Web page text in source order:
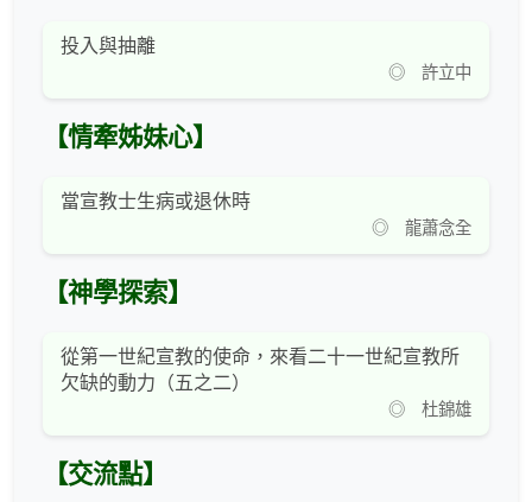
投入與抽離
◎ 許立中
【情牽姊妹心】
當宣教士生病或退休時
◎ 龍蕭念全
【神學探索】
從第一世紀宣教的使命，來看二十一世紀宣教所
欠缺的動力（五之二）
◎ 杜錦雄
【交流點】